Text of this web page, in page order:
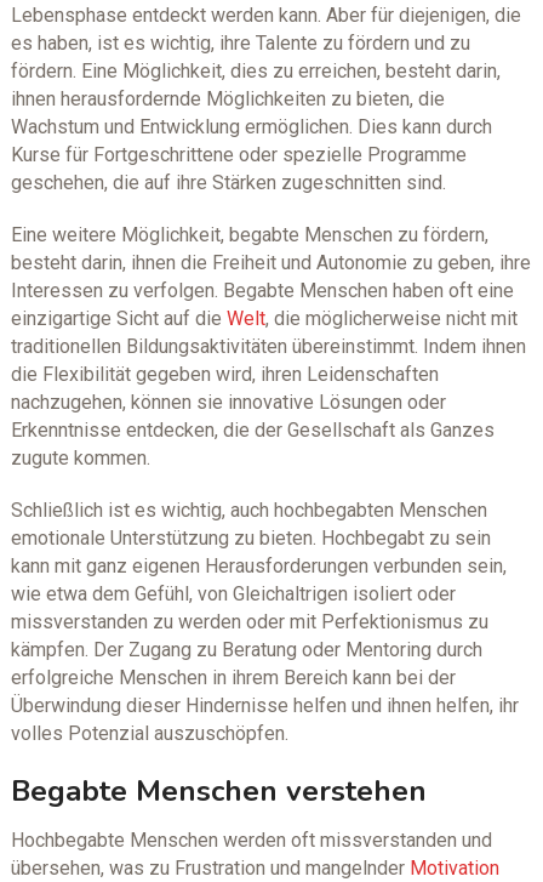
Lebensphase entdeckt werden kann. Aber für diejenigen, die
es haben, ist es wichtig, ihre Talente zu fördern und zu
fördern. Eine Möglichkeit, dies zu erreichen, besteht darin,
ihnen herausfordernde Möglichkeiten zu bieten, die
Wachstum und Entwicklung ermöglichen. Dies kann durch
Kurse für Fortgeschrittene oder spezielle Programme
geschehen, die auf ihre Stärken zugeschnitten sind.
Eine weitere Möglichkeit, begabte Menschen zu fördern,
besteht darin, ihnen die Freiheit und Autonomie zu geben, ihre
Interessen zu verfolgen. Begabte Menschen haben oft eine
einzigartige Sicht auf die Welt, die möglicherweise nicht mit
traditionellen Bildungsaktivitäten übereinstimmt. Indem ihnen
die Flexibilität gegeben wird, ihren Leidenschaften
nachzugehen, können sie innovative Lösungen oder
Erkenntnisse entdecken, die der Gesellschaft als Ganzes
zugute kommen.
Schließlich ist es wichtig, auch hochbegabten Menschen
emotionale Unterstützung zu bieten. Hochbegabt zu sein
kann mit ganz eigenen Herausforderungen verbunden sein,
wie etwa dem Gefühl, von Gleichaltrigen isoliert oder
missverstanden zu werden oder mit Perfektionismus zu
kämpfen. Der Zugang zu Beratung oder Mentoring durch
erfolgreiche Menschen in ihrem Bereich kann bei der
Überwindung dieser Hindernisse helfen und ihnen helfen, ihr
volles Potenzial auszuschöpfen.
Begabte Menschen verstehen
Hochbegabte Menschen werden oft missverstanden und
übersehen, was zu Frustration und mangelnder Motivation